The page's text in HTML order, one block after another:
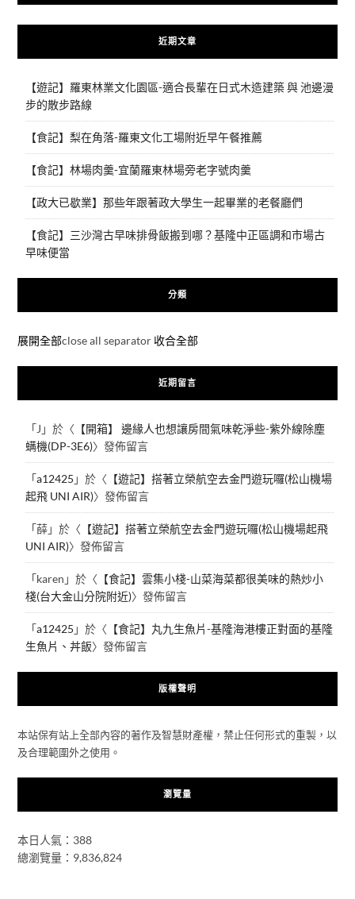
近期文章
【遊記】羅東林業文化園區-適合長輩在日式木造建築 與 池邊漫
步的散步路線
【食記】梨在角落-羅東文化工場附近早午餐推薦
【食記】林場肉羹-宜蘭羅東林場旁老字號肉羹
【政大已歇業】那些年跟著政大學生一起畢業的老餐廳們
【食記】三沙灣古早味排骨飯搬到哪？基隆中正區調和市場古
早味便當
分類
展開全部close all separator 收合全部
近期留言
「J 」於〈 【開箱】 邊緣人也想讓房間氣味乾淨些-紫外線除塵
螨機(DP-3E6)〉發佈留言
「a12425 」於〈 【遊記】搭著立榮航空去金門遊玩囉(松山機場
起飛 UNI AIR)〉發佈留言
「薛」於〈 【遊記】搭著立榮航空去金門遊玩囉(松山機場起飛
UNI AIR)〉發佈留言
「karen 」於〈 【食記】雲集小棧-山菜海菜都很美味的熱炒小
棧(台大金山分院附近)〉發佈留言
「a12425 」於〈 【食記】丸九生魚片-基隆海港樓正對面的基隆
生魚片、丼飯〉發佈留言
版權聲明
本站保有站上全部內容的著作及智慧財產權，禁止任何形式的重製，以
及合理範圍外之使用。
瀏覽量
本日人氣：388
總瀏覽量：9,836,824